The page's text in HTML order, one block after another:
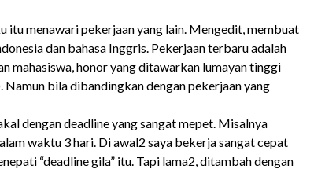
itu menawari pekerjaan yang lain. Mengedit, membuat
dan bahasa Inggris. Pekerjaan terbaru adalah
mahasiswa, honor yang ditawarkan lumayan tinggi
bila dibandingkan dengan pekerjaan yang
dengan deadline yang sangat mepet. Misalnya
waktu 3 hari. Di awal2 saya bekerja sangat cepat
“deadline gila” itu. Tapi lama2, ditambah dengan